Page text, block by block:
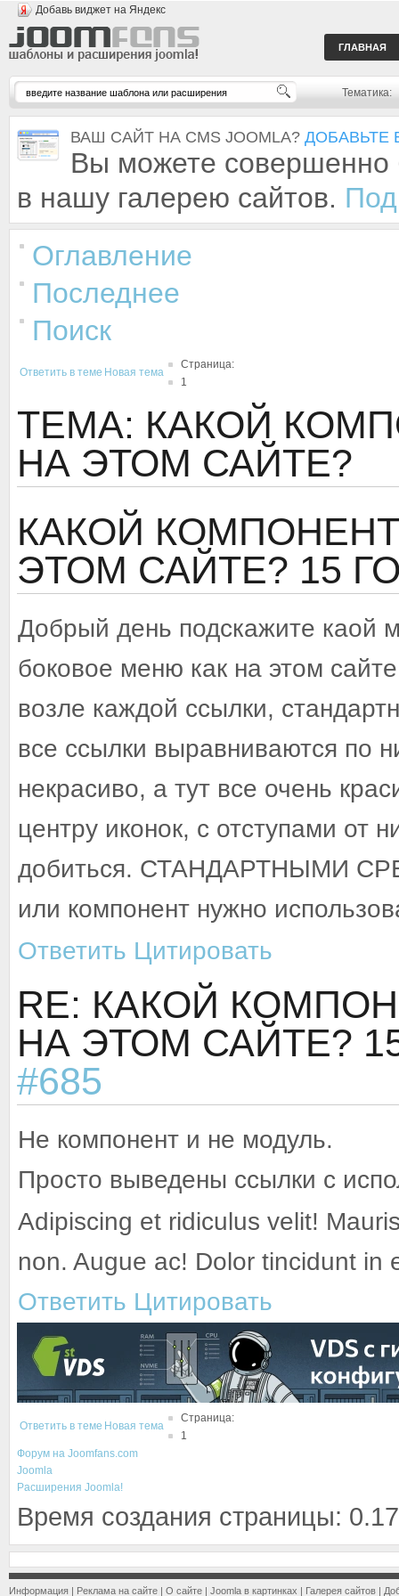
Добавь виджет на Яндекс
ГЛАВНАЯ
Тематика:
ВАШ САЙТ НА CMS JOOMLA? ДОБАВЬТЕ
Вы можете совершенно
в нашу галерею сайтов.
Оглавление
Последнее
Поиск
Ответить в теме Новая тема
Страница:
1
ТЕМА: КАКОЙ
НА ЭТОМ САЙТЕ?
КАКОЙ
ЭТОМ САЙТЕ? 15
Добрый день подскажите каой
боковое меню как на этом
возле каждой ссылки,
все ссылки выравниваются по
некрасиво, а тут все очень
центру иконок, с отступами от
добиться. СТАНДАРТНЫМИ
или компонент нужно
Ответить Цитировать
RE: КАКОЙ
НА ЭТОМ САЙТЕ?
#685
Не компонент и не модуль.
Просто выведены ссылки с
Adipiscing et ridiculus velit!
non. Augue ac! Dolor tincidunt in
Ответить Цитировать
Ответить в теме Новая тема
Страница:
1
Форум на Joomfans.com
Joomla
Расширения Joomla!
Время создания страницы:
Информация | Реклама на сайте | О сайте | Joomla в картинках | Галерея сайтов |